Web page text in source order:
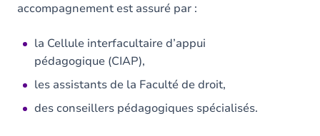
accompagnement est assuré par :
la Cellule interfacultaire d’appui
pédagogique (CIAP),
les assistants de la Faculté de droit,
des conseillers pédagogiques spécialisés.